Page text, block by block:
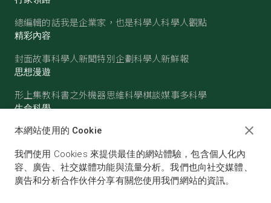
總編輯的話我是企業家，也是科學人科學人觀點
精彩內容
封面故事科學人新聞特別企劃科學人新鮮報
思想漫遊
形上集教科書之外機器思維科學棋談媒事多科學
生命科學
醫學古生物心理學生態學
物理 化學地球科學天文
本網站使用的 Cookie
我們使用 Cookies 來提供最佳的網站體驗，包含個人化內
容、廣告、社交媒體功能與流量分析。我們也向社交媒體、
廣告和分析合作伙伴分享有關您使用我們網站的資訊。